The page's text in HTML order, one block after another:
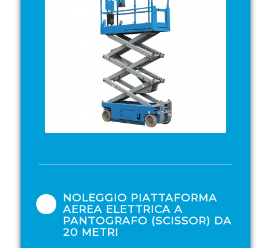
NOLEGGIO PIATTAFORMA
AEREA ELETTRICA A
PANTOGRAFO (SCISSOR) DA
20 METRI